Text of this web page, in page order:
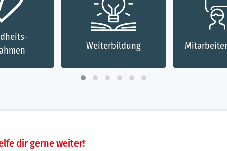
Mitarbeitergespräche Flache
dir gerne weiter!